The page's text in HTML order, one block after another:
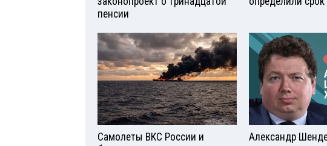
пенсии
Самолеты ВКС России и
Александр